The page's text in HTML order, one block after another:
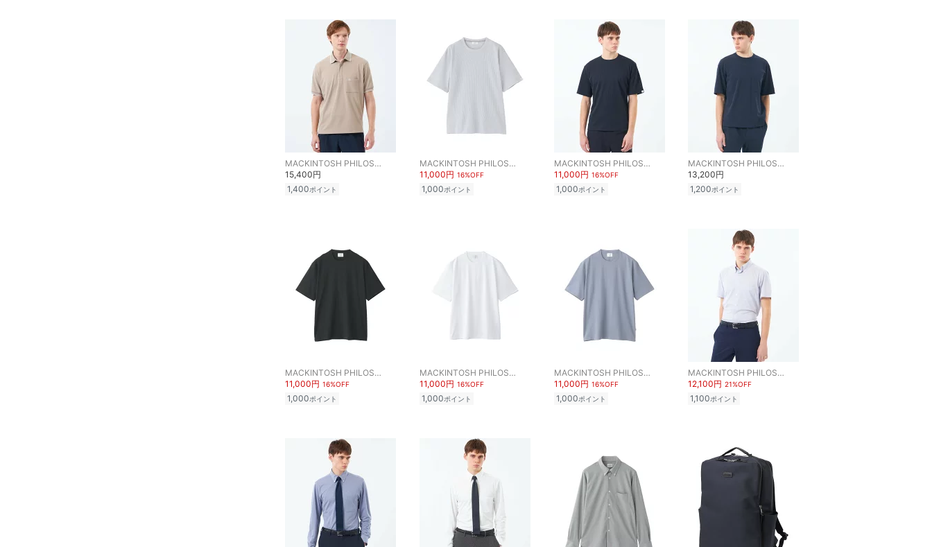
MACKINTOSH PHILOSOPHY
15,400円
1,400ポイント
MACKINTOSH PHILOSOPHY
11,000円 16%OFF
1,000ポイント
MACKINTOSH PHILOSOPHY
11,000円 16%OFF
1,000ポイント
MACKINTOSH PHILOSOPHY
13,200円
1,200ポイント
MACKINTOSH PHILOSOPHY
11,000円 16%OFF
1,000ポイント
MACKINTOSH PHILOSOPHY
11,000円 16%OFF
1,000ポイント
MACKINTOSH PHILOSOPHY
11,000円 16%OFF
1,000ポイント
MACKINTOSH PHILOSOPHY
12,100円 21%OFF
1,100ポイント